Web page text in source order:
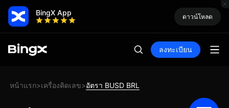
BingX App ดาวน์โหลด
ลงทะเบียน
หน้าแรก>เครื่องคิดเลข>อัตรา BUSD BRL